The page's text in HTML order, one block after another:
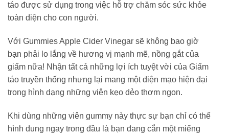
táo được sử dụng trong việc hỗ trợ chăm sóc sức khỏe
toàn diện cho con người.
Với Gummies Apple Cider Vinegar sẽ không bao giờ
bạn phải lo lắng về hương vị mạnh mẽ, nồng gắt của
giấm nữa! Nhận tất cả những lợi ích tuyệt vời của Giấm
táo truyền thống nhưng lại mang một diện mạo hiện đại
trong hình dạng những viên kẹo dẻo thơm ngon.
Khi dùng những viên gummy này thực sự bạn chỉ có thể
hình dung ngay trong đầu là bạn đang cắn một miếng